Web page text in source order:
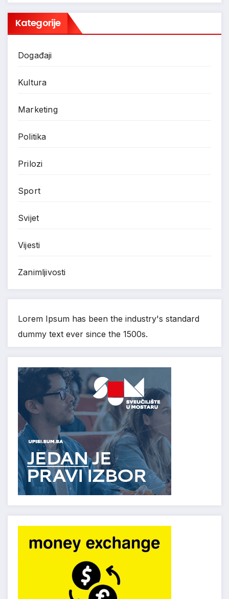
Kategorije
Događaji
Kultura
Marketing
Politika
Prilozi
Sport
Svijet
Vijesti
Zanimljivosti
Lorem Ipsum has been the industry's standard
dummy text ever since the 1500s.